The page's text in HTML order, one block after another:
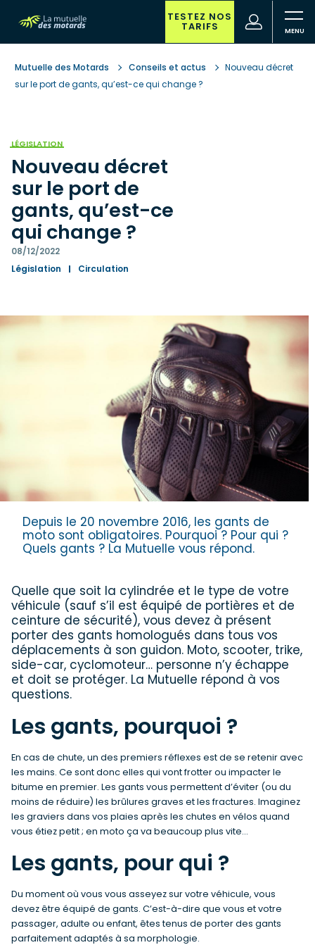
contenu
principal recherche
TESTEZ NOS
TARIFS
(nouvelle
fenêtre)
Mutuelle des Motards Conseils et actus
Nouveau décret
sur le port de gants, qu’est-ce qui change ?
LÉGISLATION
Nouveau décret
sur le port de
gants, qu’est-ce
qui change ?
08/12/2022
Législation
Circulation
Depuis le 20 novembre 2016, les gants de
moto sont obligatoires. Pourquoi ? Pour qui ?
Quels gants ? La Mutuelle vous répond.
Quelle que soit la cylindrée et le type de votre
véhicule (sauf s’il est équipé de portières et de
ceinture de sécurité), vous devez à présent
porter des gants homologués dans tous vos
déplacements à son guidon. Moto, scooter, trike,
side-car, cyclomoteur… personne n’y échappe
et doit se protéger. La Mutuelle répond à vos
questions.
Les gants, pourquoi ?
En cas de chute, un des premiers réflexes est de se retenir avec
les mains. Ce sont donc elles qui vont frotter ou impacter le
bitume en premier. Les gants vous permettent d’éviter (ou du
moins de réduire) les brûlures graves et les fractures. Imaginez
les graviers dans vos plaies après les chutes en vélos quand
vous étiez petit ; en moto ça va beaucoup plus vite…
Les gants, pour qui ?
Du moment où vous vous asseyez sur votre véhicule, vous
devez être équipé de gants. C’est-à-dire que vous et votre
passager, adulte ou enfant, êtes tenus de porter des gants
parfaitement adaptés à sa morphologie.